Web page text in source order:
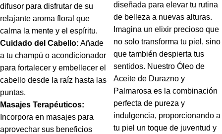
difusor para disfrutar de su
relajante aroma floral que
calma la mente y el espíritu.
Cuidado del Cabello: Añade
a tu champú o acondicionador
para fortalecer y embellecer el
cabello desde la raíz hasta las
puntas.
Masajes Terapéuticos:
Incorpora en masajes para
aprovechar sus beneficios
diseñada para elevar tu rutina
de belleza a nuevas alturas.
Imagina un elixir precioso que
no solo transforma tu piel, sino
que también despierta tus
sentidos. Nuestro Óleo de
Aceite de Durazno y
Palmarosa es la combinación
perfecta de pureza y
indulgencia, proporcionando a
tu piel un toque de juventud y